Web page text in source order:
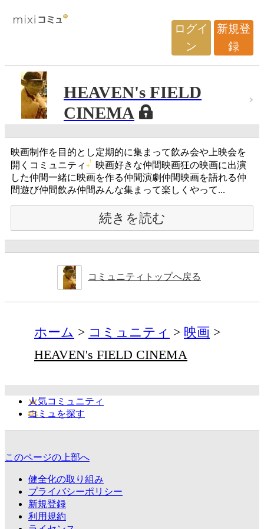
ログイ
ン
新規登
録
HEAVEN's FIELD
CINEMA
映画制作を目的とし定期的に集まって飲み会や上映会を
開くコミュニティ
映画好きな仲間映画狂の映画に出演
した仲間一緒に映画を作る仲間演劇仲間映画を語れる仲
間遊び仲間飲み仲間みんな集まって楽しくやって...
続きを読む
コミュニティトップへ戻る
ホーム コミュニティ
映画
HEAVEN's FIELD CINEMA
人気コミュニティ
コミュを探す
このページの上部へ
健全化の取り組み
プライバシーポリシー
新規登録
利用規約